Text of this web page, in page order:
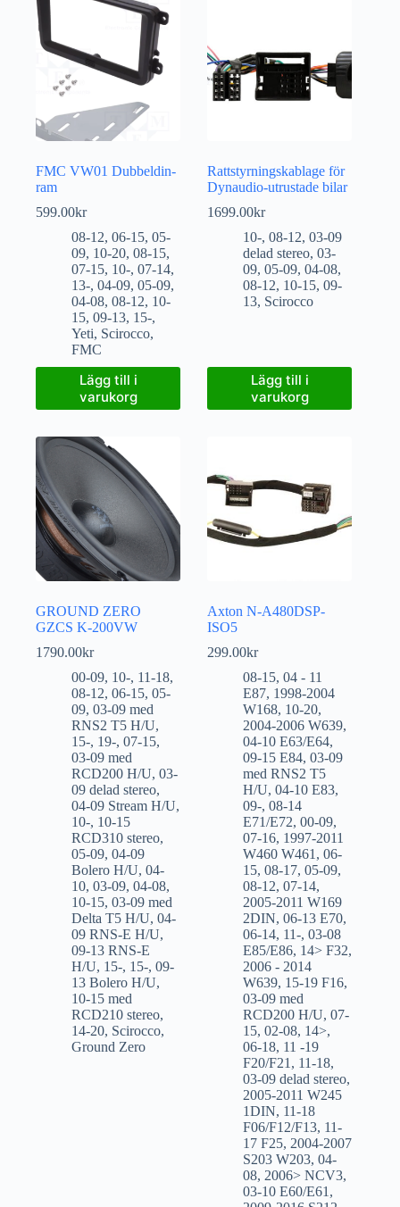
FMC VW01 Dubbeldin-
ram
599.00kr
08-12, 06-15, 05-
09, 10-20, 08-15,
07-15, 10-, 07-14,
13-, 04-09, 05-09,
04-08, 08-12, 10-
15, 09-13, 15-,
Yeti, Scirocco,
FMC
Lägg till i
varukorg
Rattstyrningskablage för
Dynaudio-utrustade bilar
1699.00kr
10-,08-12,03-09
delad stereo,03-
09,05-09,04-08,
08-12, 10-15,09-
13, Scirocco
Lägg till i
varukorg
GROUND ZERO
GZCS K-200VW
1790.00kr
00-09, 10-, 11-18,
08-12, 06-15, 05-
09, 03-09 med
RNS2 T5 H/U,
15-, 19-, 07-15,
03-09 med
RCD200 H/U, 03-
09 delad stereo,
04-09 Stream H/U,
10-, 10-15
RCD310 stereo,
05-09, 04-09
Bolero H/U, 04-
10, 03-09, 04-08,
10-15, 03-09 med
Delta T5 H/U, 04-
09 RNS-E H/U,
09-13 RNS-E
H/U, 15-, 15-, 09-
13 Bolero H/U,
10-15 med
RCD210 stereo,
14-20, Scirocco,
Ground Zero
Axton N-A480DSP-
ISO5
299.00kr
08-15,04 - 11
E87, 1998-2004
W168, 10-20,
2004-2006 W639,
04-10 E63/E64,
09-15 E84,03-09
med RNS2 T5
H/U,04-10 E83,
09-,08-14
E71/E72,00-09,
07-16, 1997-2011
W460 W461 ,06-
15,08-17,05-09,
08-12,07-14,
2005-2011 W169
2DIN,06-13 E70,
06-14, 11-,03-08
E85/E86, 14> F32,
2006 - 2014
W639, 15-19 F16,
03-09 med
RCD200 H/U,07-
15,02-08, 14>,
06-18, 11 -19
F20/F21 , 11-18,
03-09 delad stereo,
2005-2011 W245
1DIN, 11-18
F06/F12/F13, 11-
17 F25, 2004-2007
S203 W203,04-
08, 2006> NCV3,
03-10 E60/E61 ,